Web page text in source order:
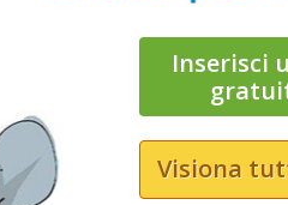
Inserisci
Visiona